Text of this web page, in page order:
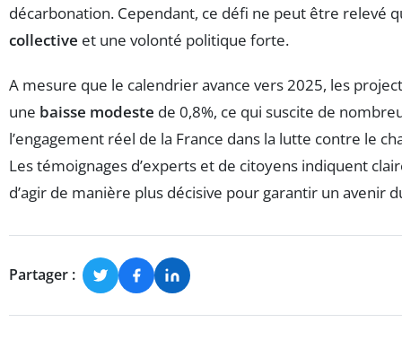
décarbonation. Cependant, ce défi ne peut être relevé
collective et une volonté politique forte.
A mesure que le calendrier avance vers 2025, les
une baisse modeste de 0,8%, ce qui suscite de
l’engagement réel de la France dans la lutte contre le
Les témoignages d’experts et de citoyens indiquent
d’agir de manière plus décisive pour garantir un avenir
Partager :